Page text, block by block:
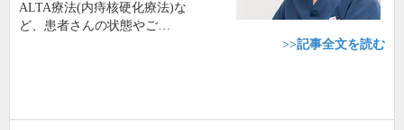
ALTA療法(内痔核硬化療法)な
ど、患者さんの状態やご…
>>記事全文を読む